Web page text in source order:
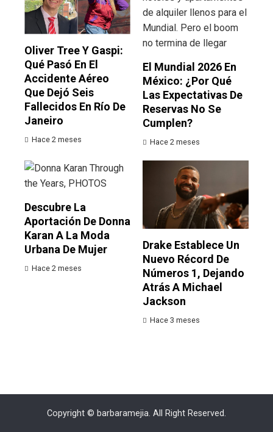
Oliver Tree Y Gaspi:
Qué Pasó En El
Accidente Aéreo
Que Dejó Seis
Fallecidos En Río De
Janeiro
Hace 2 meses
El Mundial 2026 En
México: ¿por Qué
Las Expectativas De
Reservas No Se
Cumplen?
Hace 2 meses
Descubre La
Aportación De Donna
Karan A La Moda
Urbana De Mujer
Hace 2 meses
Drake Establece Un
Nuevo Récord De
Números 1, Dejando
Atrás A Michael
Jackson
Hace 3 meses
Copyright © barbaramejia. All Right Reserved.